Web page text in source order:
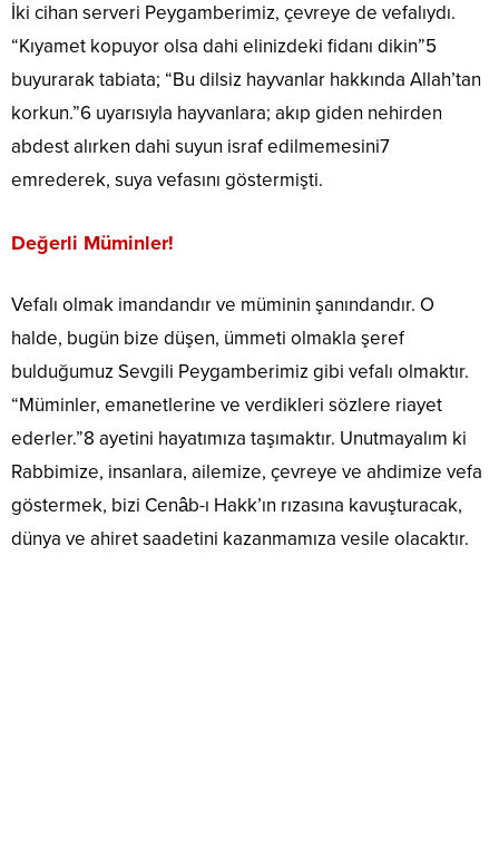
İki cihan serveri Peygamberimiz, çevreye de vefalıydı.
“Kıyamet kopuyor olsa dahi elinizdeki fidanı dikin”5
buyurarak tabiata; “Bu dilsiz hayvanlar hakkında Allah’tan
korkun.”6 uyarısıyla hayvanlara; akıp giden nehirden
abdest alırken dahi suyun israf edilmemesini7
emrederek, suya vefasını göstermişti.
Değerli Müminler!
Vefalı olmak imandandır ve müminin şanındandır. O
halde, bugün bize düşen, ümmeti olmakla şeref
bulduğumuz Sevgili Peygamberimiz gibi vefalı olmaktır.
“Müminler, emanetlerine ve verdikleri sözlere riayet
ederler.”8 ayetini hayatımıza taşımaktır. Unutmayalım ki
Rabbimize, insanlara, ailemize, çevreye ve ahdimize vefa
göstermek, bizi Cenâb-ı Hakk’ın rızasına kavuşturacak,
dünya ve ahiret saadetini kazanmamıza vesile olacaktır.